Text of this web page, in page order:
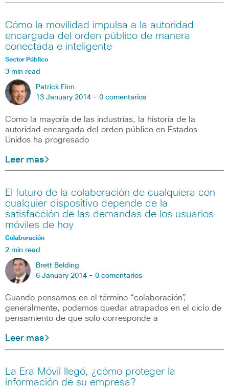
Cómo la movilidad impulsa a la autoridad
encargada del orden público de manera
conectada e inteligente
Sector Público
3 min read
Patrick Finn
13 January 2014 - 0 comentarios
Como la mayoría de las industrias, la historia de la
autoridad encargada del orden público en Estados
Unidos ha progresado
Leer mas
El futuro de la colaboración de cualquiera con
cualquier dispositivo depende de la
satisfacción de las demandas de los usuarios
móviles de hoy
Colaboración
2 min read
Brett Belding
6 January 2014 - 0 comentarios
Cuando pensamos en el término “colaboración”,
generalmente, podemos quedar atrapados en el ciclo de
pensamiento de que solo corresponde a
Leer mas
La Era Móvil llegó, ¿cómo proteger la
información de su empresa?